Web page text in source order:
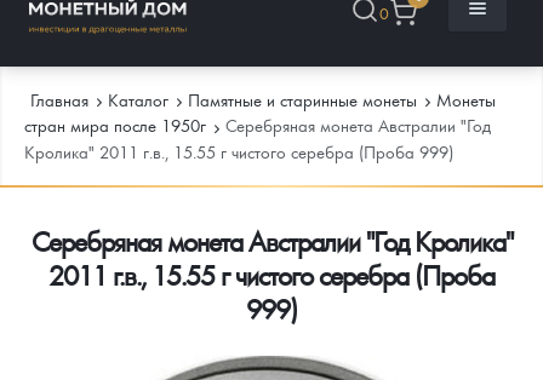
0
Каталог
Каталог Монет
Инвестиционные монеты
Инфо
Как сделать заказ
Главная Каталог Памятные и старинные монеты
Монеты
стран мира после 1950г
Серебряная монета Австралии "Год
Кролика" 2011 г.в., 15.55 г чистого серебра (Проба 999)
Серебряная монета Австралии "Год Кролика"
2011 г.в., 15.55 г чистого серебра (Проба
999)